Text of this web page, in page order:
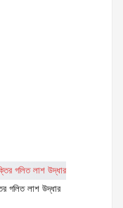
গলিত লাশ উদ্ধার